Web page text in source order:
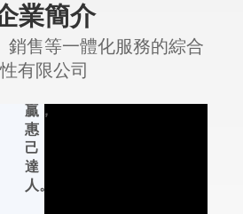
業簡介
、銷售等一體化服務的綜合
性有限公司
理
念：
合
作
贏，
惠
己
達
人。